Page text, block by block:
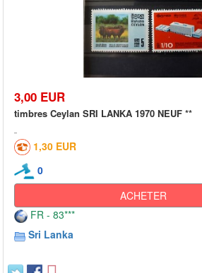
3,00 EUR
timbres Ceylan SRI LANKA 1970 NEUF **
1,30 EUR
0
ACHETER
FR - 83***
Sri Lanka